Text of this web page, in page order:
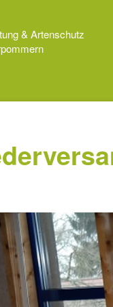
& Artenschutz